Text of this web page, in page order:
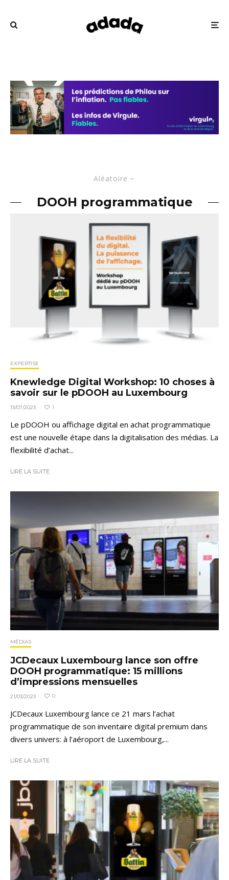
Aléatoire
DOOH programmatique
EXPERTISE
Knewledge Digital Workshop: 10 choses à
savoir sur le pDOOH au Luxembourg
13/07/2023 · 1
Le pDOOH ou affichage digital en achat programmatique
est une nouvelle étape dans la digitalisation des médias. La
flexibilité d’achat...
LIRE LA SUITE
MÉDIAS
JCDecaux Luxembourg lance son offre
DOOH programmatique: 15 millions
d’impressions mensuelles
21/03/2023 · 0
JCDecaux Luxembourg lance ce 21 mars l’achat
programmatique de son inventaire digital premium dans
divers univers: à l’aéroport de Luxembourg,...
LIRE LA SUITE